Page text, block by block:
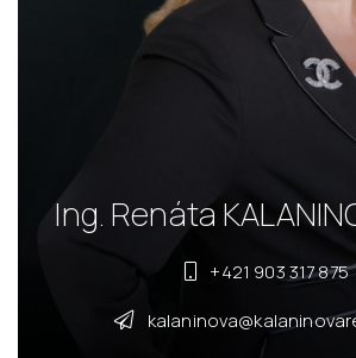
Ing. Renáta
+421 903 317 875